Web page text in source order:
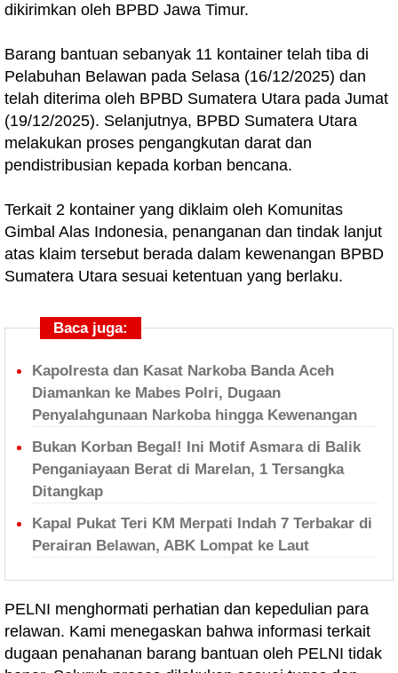
dikirimkan oleh BPBD Jawa Timur.
Barang bantuan sebanyak 11 kontainer telah tiba di
Pelabuhan Belawan pada Selasa (16/12/2025) dan
telah diterima oleh BPBD Sumatera Utara pada Jumat
(19/12/2025). Selanjutnya, BPBD Sumatera Utara
melakukan proses pengangkutan darat dan
pendistribusian kepada korban bencana.
Terkait 2 kontainer yang diklaim oleh Komunitas
Gimbal Alas Indonesia, penanganan dan tindak lanjut
atas klaim tersebut berada dalam kewenangan BPBD
Sumatera Utara sesuai ketentuan yang berlaku.
Baca juga:
Kapolresta dan Kasat Narkoba Banda Aceh
Diamankan ke Mabes Polri, Dugaan
Penyalahgunaan Narkoba hingga Kewenangan
Bukan Korban Begal! Ini Motif Asmara di Balik
Penganiayaan Berat di Marelan, 1 Tersangka
Ditangkap
Kapal Pukat Teri KM Merpati Indah 7 Terbakar di
Perairan Belawan, ABK Lompat ke Laut
PELNI menghormati perhatian dan kepedulian para
relawan. Kami menegaskan bahwa informasi terkait
dugaan penahanan barang bantuan oleh PELNI tidak